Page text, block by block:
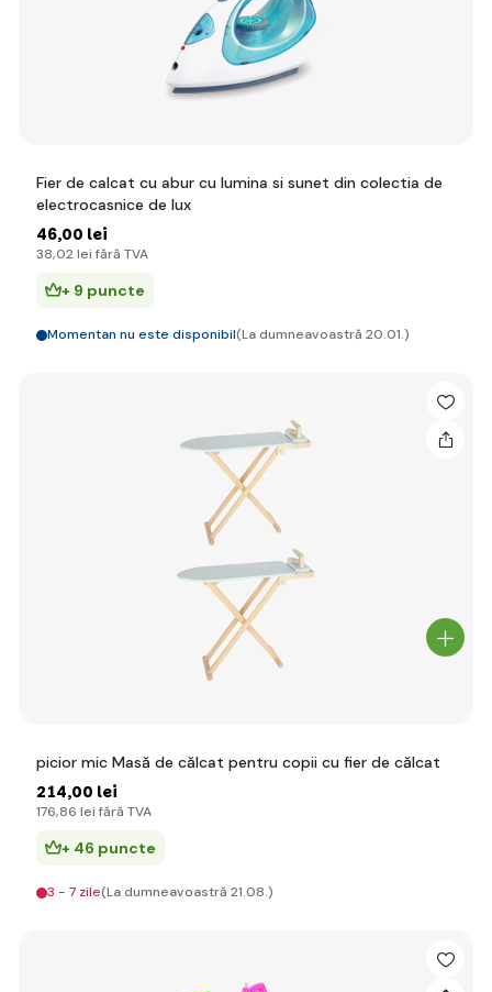
Fier de calcat cu abur cu lumina si sunet din colectia de
electrocasnice de lux
46,00 lei
38,02 lei fără TVA
+ 9 puncte
Momentan nu este disponibil(La dumneavoastră 20.01.)
picior mic Masă de călcat pentru copii cu fier de călcat
214,00 lei
176,86 lei fără TVA
+ 46 puncte
3 - 7 zile(La dumneavoastră 21.08.)